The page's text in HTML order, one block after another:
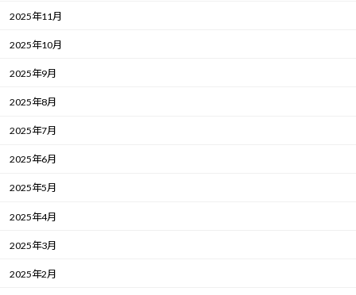
2025年11月
2025年10月
2025年9月
2025年8月
2025年7月
2025年6月
2025年5月
2025年4月
2025年3月
2025年2月